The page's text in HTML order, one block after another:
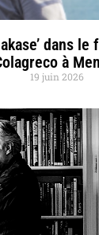
dans
à
19 juin 2026